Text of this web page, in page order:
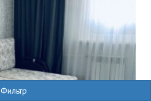
Фильтр